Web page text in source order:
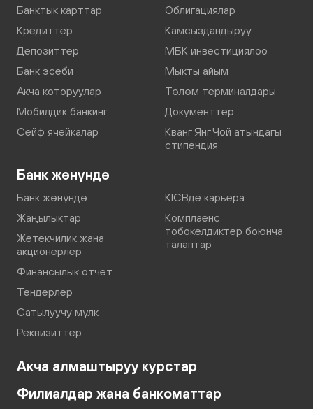
Банктык карттар
Кредиттер
Депозиттер
Банк эсеби
Акча которуулар
Мобилдик банкинг
Сейф ячейкалар
Облигациялар
Камсыздандыруу
МБК инвестициялоо
Мыкты айым
Төлөм терминалдары
Документтер
Кванг Янг Чой атындагы
стипендия
Банк жөнүндө
Банк жөнүндө
Жаңылыктар
Жетекчилик жана
акционерлер
Финансылык отчет
Тендерлер
Сатылуучу мүлк
Реквизиттер
KICBде карьера
Комплаенс
тобокелдиктер боюнча
талаптар
Акча алмаштыруу курстар
Филиалдар жана банкоматтар